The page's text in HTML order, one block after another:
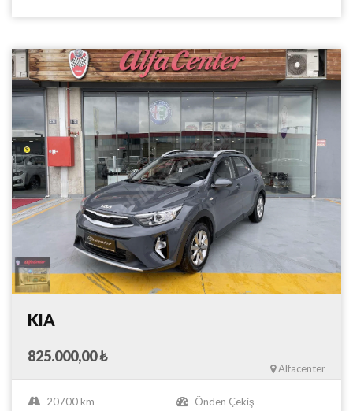
KIA
825.000,00 ₺
Alfacenter
20700 km
Önden Çekiş